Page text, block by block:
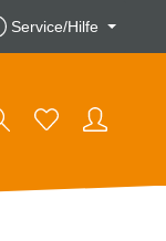
Service/Hilfe